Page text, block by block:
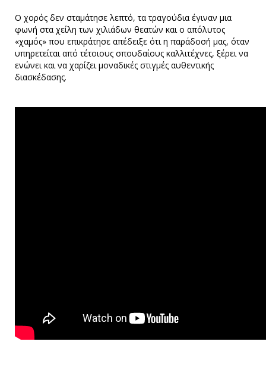
Ο χορός δεν σταμάτησε λεπτό, τα τραγούδια έγιναν μια
φωνή στα χείλη των χιλιάδων θεατών και ο απόλυτος
«χαμός» που επικράτησε απέδειξε ότι η παράδοσή μας, όταν
υπηρετείται από τέτοιους σπουδαίους καλλιτέχνες, ξέρει να
ενώνει και να χαρίζει μοναδικές στιγμές αυθεντικής
διασκέδασης.